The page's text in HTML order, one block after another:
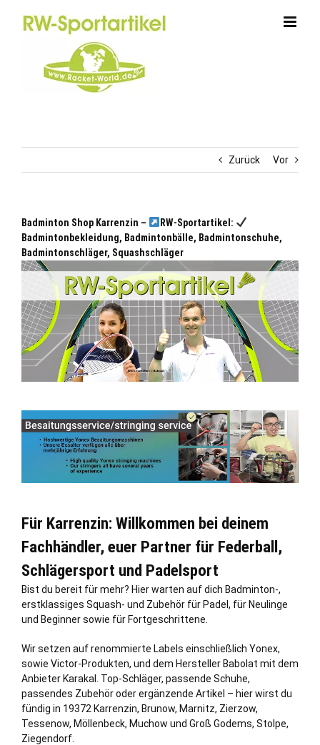
Zurück Vor
Badminton Shop Karrenzin –
RW-Sportartikel:
Badmintonbekleidung, Badmintonbälle, Badmintonschuhe,
Badmintonschläger, Squashschläger
Für Karrenzin: Willkommen bei deinem
Fachhändler, euer Partner für Federball,
Schlägersport und Padelsport
Bist du bereit für mehr? Hier warten auf dich Badminton-,
erstklassiges Squash- und Zubehör für Padel, für Neulinge
und Beginner sowie für Fortgeschrittene.
Wir setzen auf renommierte Labels einschließlich Yonex,
sowie Victor-Produkten, und dem Hersteller Babolat mit dem
Anbieter Karakal. Top-Schläger, passende Schuhe,
passendes Zubehör oder ergänzende Artikel – hier wirst du
fündig in 19372 Karrenzin, Brunow, Marnitz, Zierzow,
Tessenow, Möllenbeck, Muchow und Groß Godems, Stolpe,
Ziegendorf